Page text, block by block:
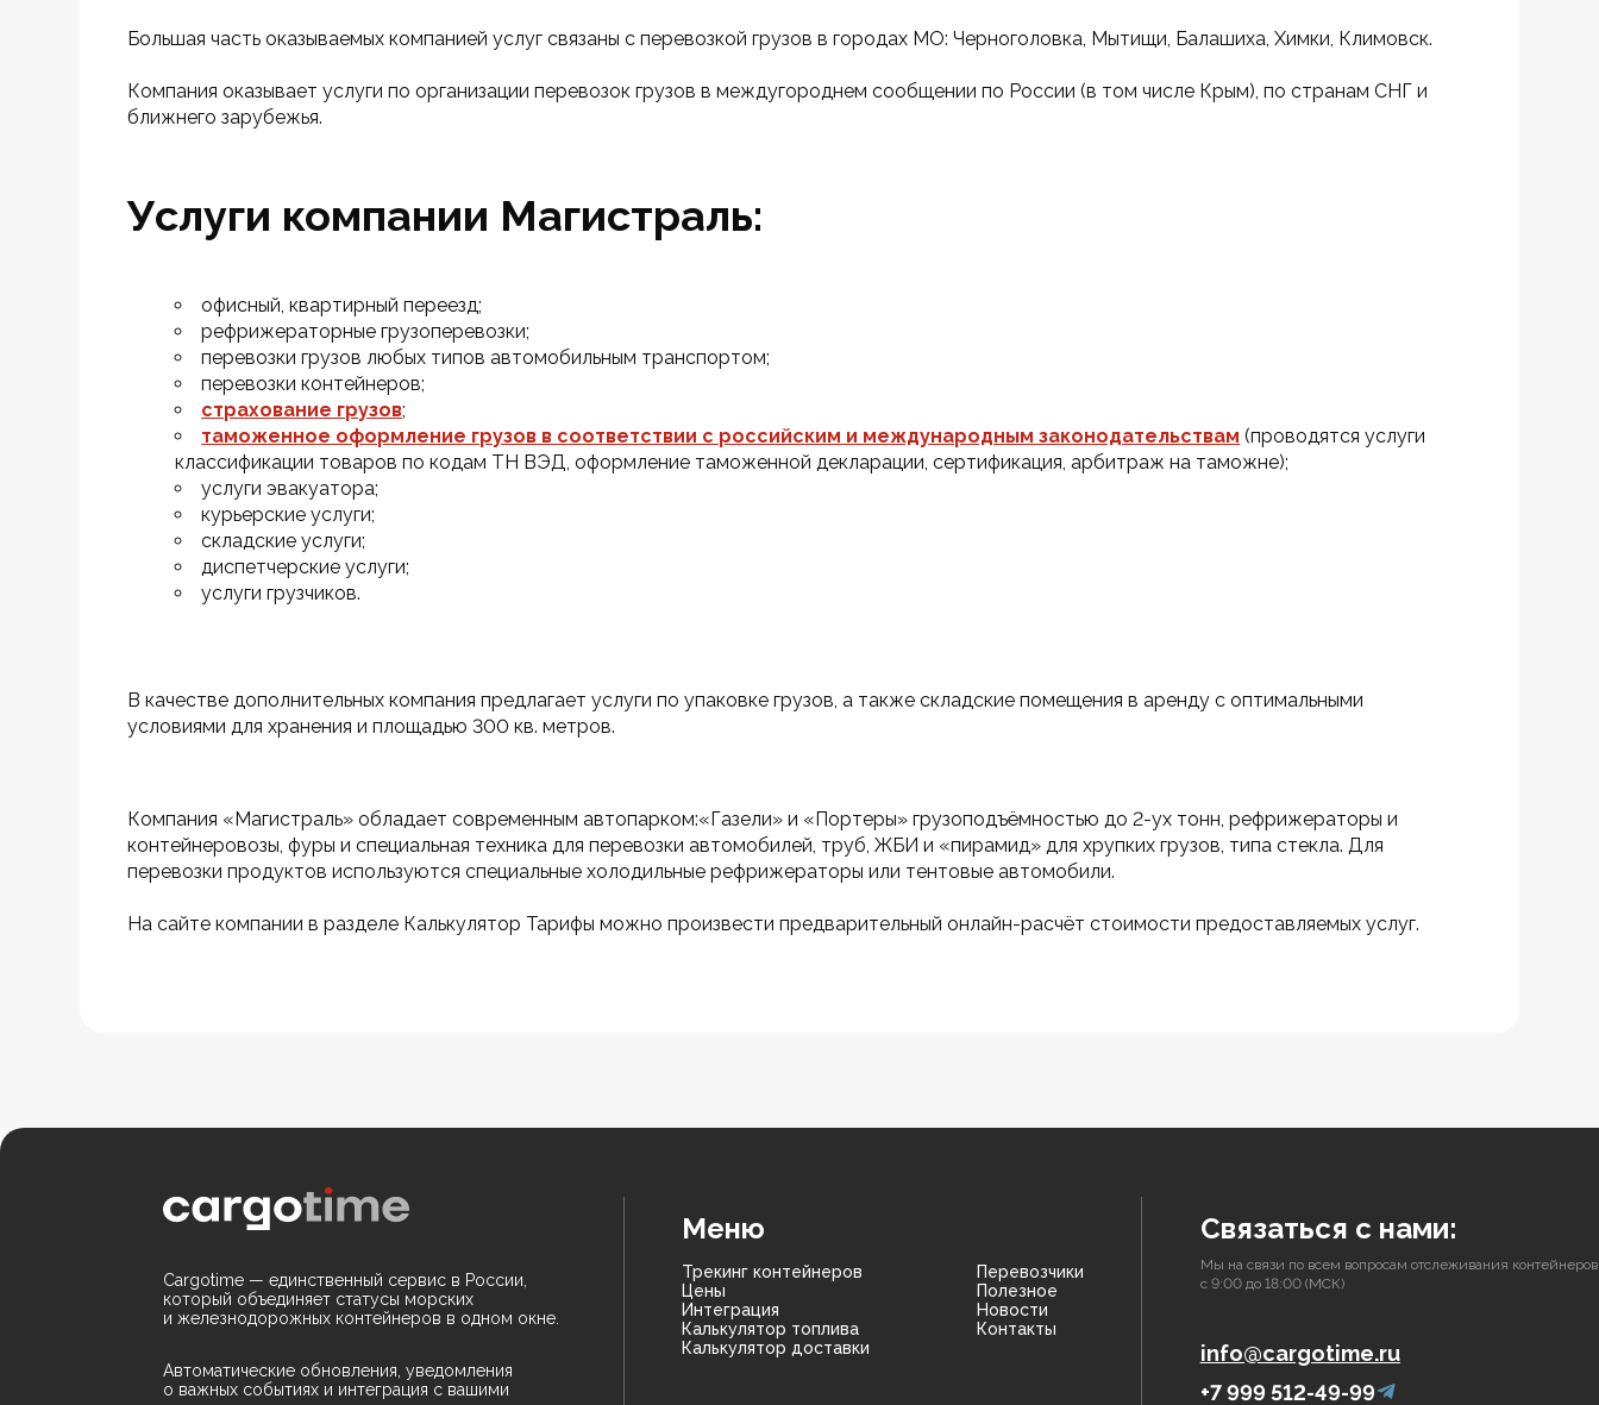
Большая часть оказываемых компанией услуг связаны с перевозкой грузов в городах МО: Черноголовка, Мытищи, Балашиха, Химки, Климовск.
Компания оказывает услуги по организации перевозок грузов в междугороднем сообщении по России (в том числе Крым), по странам СНГ и
ближнего зарубежья.
Услуги компании Магистраль:
офисный, квартирный переезд;
рефрижераторные грузоперевозки;
перевозки грузов любых типов автомобильным транспортом;
перевозки контейнеров;
страхование грузов;
таможенное оформление грузов в соответствии с российским и международным законодательствам (проводятся услуги
классификации товаров по кодам ТН ВЭД, оформление таможенной декларации, сертификация, арбитраж на таможне);
услуги эвакуатора;
курьерские услуги;
складские услуги;
диспетчерские услуги;
услуги грузчиков.
В качестве дополнительных компания предлагает услуги по упаковке грузов, а также складские помещения в аренду с оптимальными
условиями для хранения и площадью 300 кв. метров.
Компания «Магистраль» обладает современным автопарком:«Газели» и «Портеры» грузоподъёмностью до 2-ух тонн, рефрижераторы и
контейнеровозы, фуры и специальная техника для перевозки автомобилей, труб, ЖБИ и «пирамид» для хрупких грузов, типа стекла. Для
перевозки продуктов используются специальные холодильные рефрижераторы или тентовые автомобили.
На сайте компании в разделе Калькулятор Тарифы можно произвести предварительный онлайн-расчёт стоимости предоставляемых услуг.
Cargotime — единственный сервис в России,
который объединяет статусы морских
и железнодорожных контейнеров в одном окне.
Автоматические обновления, уведомления
о важных событиях и интеграция с вашими
Меню
Трекинг контейнеров
Цены
Интеграция
Калькулятор топлива
Калькулятор доставки
Перевозчики
Полезное
Новости
Контакты
Связаться с нами:
Мы на связи по всем вопросам отслеживания контейнеров
с 9:00 до 18:00 (МСК)
info@cargotime.ru
+7 999 512-49-99